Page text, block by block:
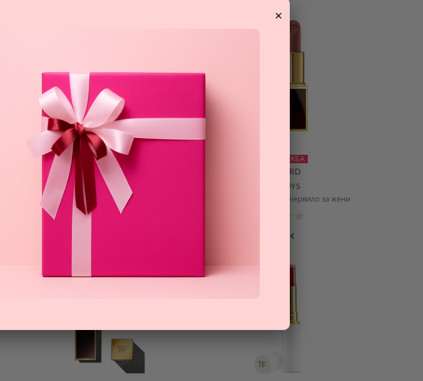
РАЗПРОДАЖБА
TOM FORD
LIPS & GIRLS
дълготрайно луксозно червило за жени
РАЗПРОДАЖБА
TOM FORD
LIPS & BOYS
дълготрайно луксозно червило за жени
€
×